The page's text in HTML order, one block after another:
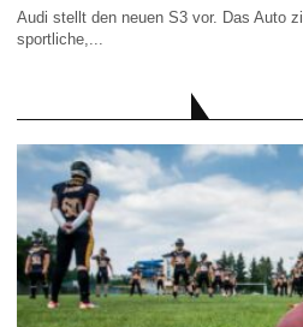
Audi stellt den neuen S3 vor. Das Auto
sportliche,...